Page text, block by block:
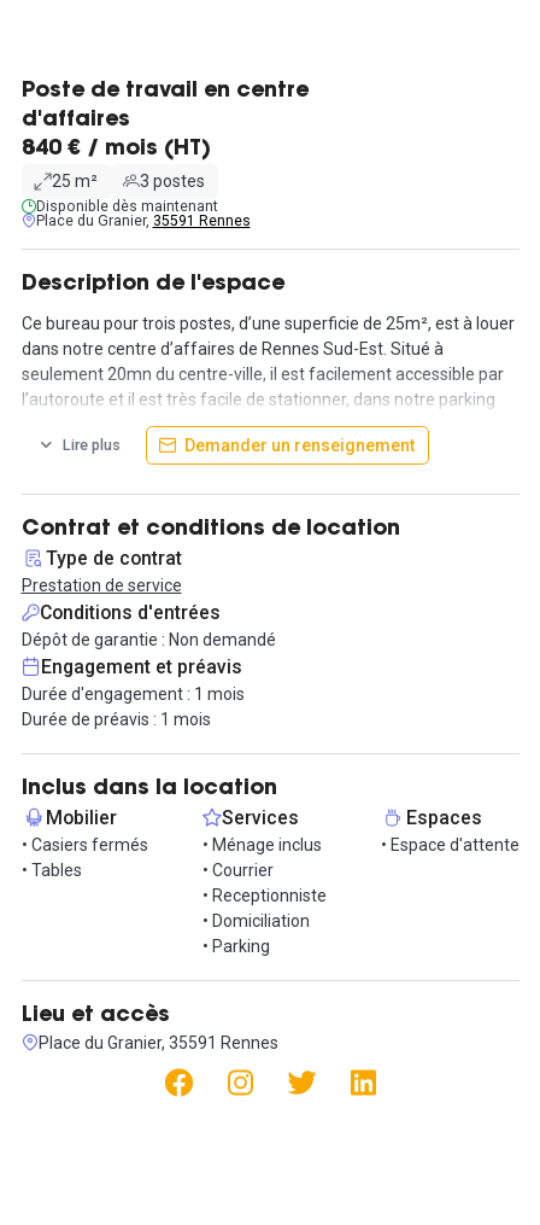
Poste de travail en centre
d'affaires
840 € / mois (HT)
25 m² 3 postes
Disponible dès maintenant
Place du Granier, 35591 Rennes
Description de l'espace
Ce bureau pour trois postes, d’une superficie de 25m², est à louer
dans notre centre d’affaires de Rennes Sud-Est. Situé à
seulement 20mn du centre-ville, il est facilement accessible par
l’autoroute et il est très facile de stationner, dans notre parking
comme à proximité du centre d’affaires.
donc à disposition un bureau, deux chaises pour accueillir vos
clients, un fauteuil de bureau pour vous et des rangements
fermés (armoire, casier roulant). Tous ces équipements seront à
vous pour 840 € HT par mois.
Les services proposés incluent l'accès internet haut débit et wifi,
la ligne téléphonique, la mise à disposition d'un firewall, l'accueil
de vos visiteurs, le traitement de votre courrier ou la mise à
disposition de matériel technologique moderne (écran plat dans
salles de réunion, visioconférence...). Nous offrons aussi la
domiciliation, l’accueil téléphonique personnalisé et le secrétariat.
Contactez-nous pour visiter, vous n’avez qu’à vous installer, à
développer votre activité, et nous nous occupons du reste !
Lire plus Demander un renseignement
Contrat et conditions de location
Type de contrat
Prestation de service
Conditions d'entrées
Dépôt de garantie : Non demandé
Engagement et préavis
Durée d'engagement : 1 mois
Durée de préavis : 1 mois
Inclus dans la location
Mobilier
• Casiers fermés
• Tables
Services
• Ménage inclus
• Courrier
• Receptionniste
• Domiciliation
• Parking
Espaces
• Espace d'attente
Lieu et accès
Place du Granier, 35591 Rennes